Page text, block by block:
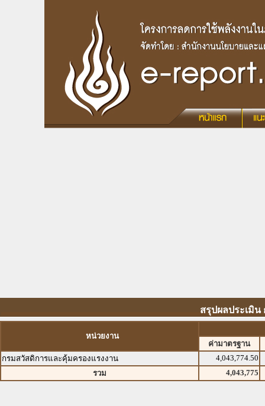
สรุปผลประเมิน
หน่วยงาน
ค่ามาตรฐาน
กรมสวัสดิการและคุ้มครองแรงงาน
4,043,774.50
รวม
4,043,775